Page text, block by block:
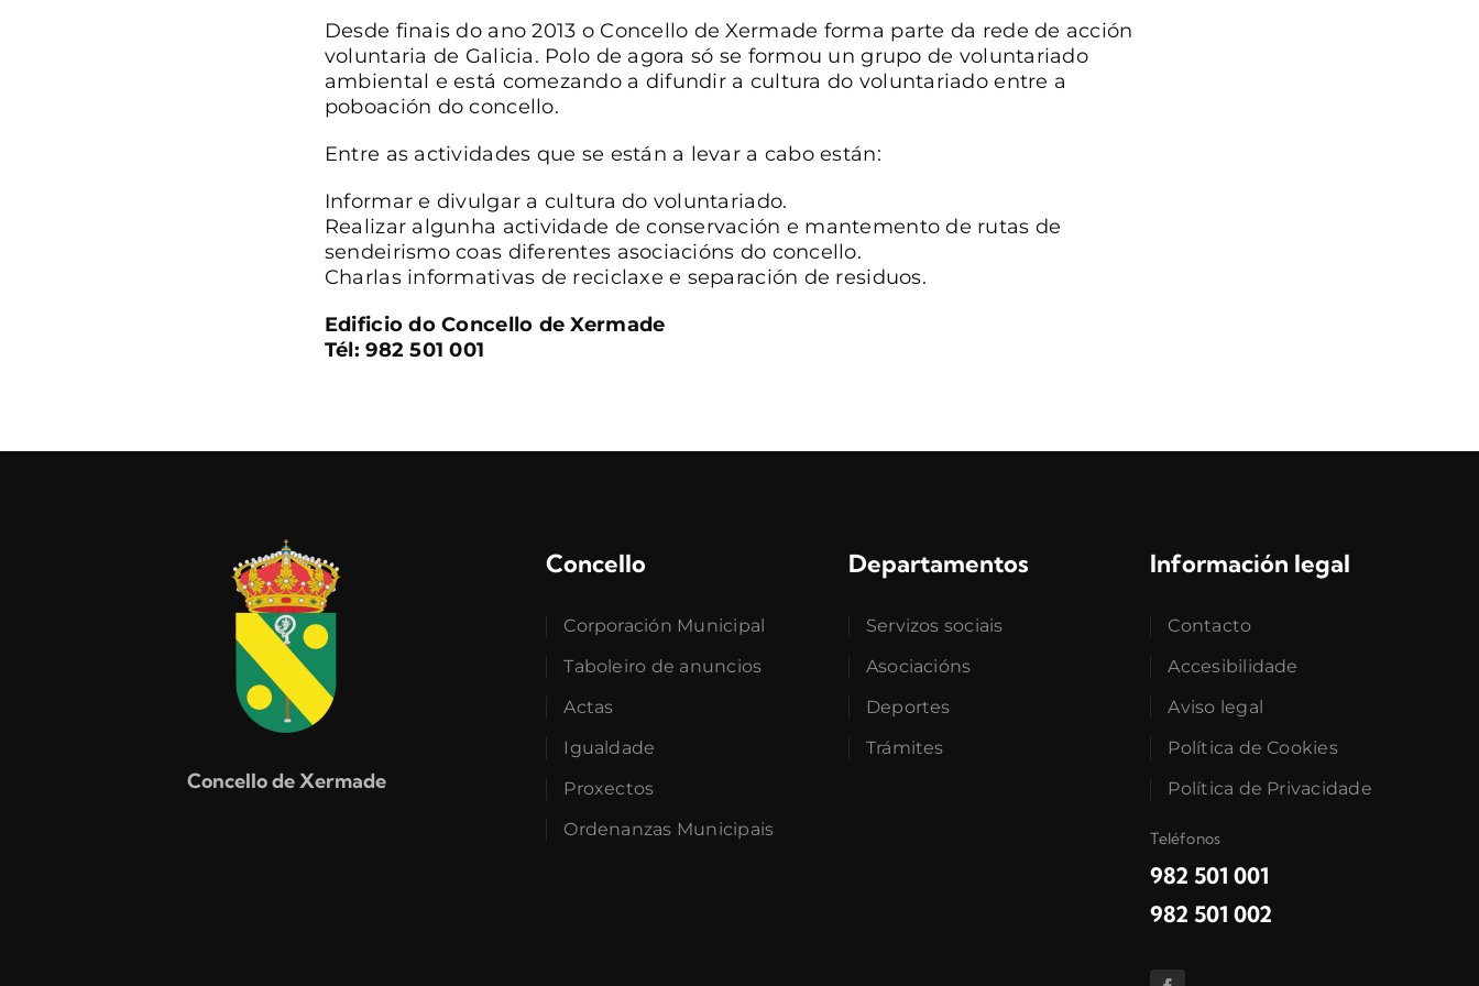
Desde finais do ano 2013 o Concello de Xermade forma parte da rede de acción
voluntaria de Galicia. Polo de agora só se formou un grupo de voluntariado
ambiental e está comezando a difundir a cultura do voluntariado entre a
poboación do concello.
Entre as actividades que se están a levar a cabo están:
Informar e divulgar a cultura do voluntariado.
Realizar algunha actividade de conservación e mantemento de rutas de
sendeirismo coas diferentes asociacións do concello.
Charlas informativas de reciclaxe e separación de residuos.
Edificio do Concello de Xermade
Tél: 982 501 001
Concello de Xermade
Concello
Corporación Municipal
Taboleiro de anuncios
Actas
Igualdade
Proxectos
Ordenanzas Municipais
Departamentos
Servizos sociais
Asociacións
Deportes
Trámites
Información legal
Contacto
Accesibilidade
Aviso legal
Política de Cookies
Política de Privacidade
Teléfonos
982 501 001
982 501 002